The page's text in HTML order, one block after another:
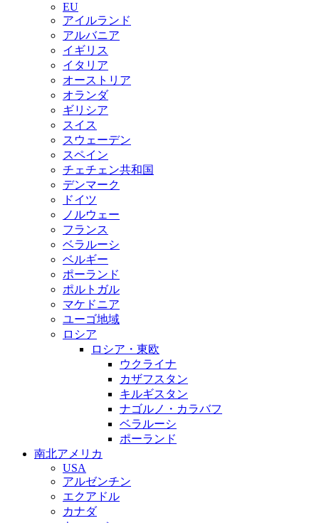
EU
アイルランド
アルバニア
イギリス
イタリア
オーストリア
オランダ
ギリシア
スイス
スウェーデン
スペイン
チェチェン共和国
デンマーク
ドイツ
ノルウェー
フランス
ベラルーシ
ベルギー
ポーランド
ポルトガル
マケドニア
ユーゴ地域
ロシア
ロシア・東欧
ウクライナ
カザフスタン
キルギスタン
ナゴルノ・カラバフ
ベラルーシ
ポーランド
南北アメリカ
USA
アルゼンチン
エクアドル
カナダ